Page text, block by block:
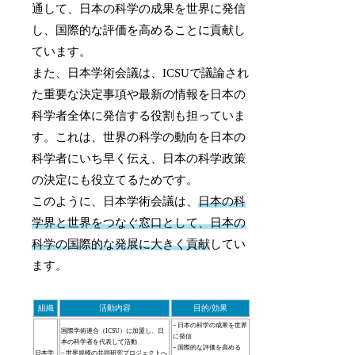
通して、日本の科学の成果を世界に発信
し、国際的な評価を高めることに貢献し
ています。
また、日本学術会議は、ICSUで議論され
た重要な決定事項や最新の情報を日本の
科学者全体に発信する役割も担っていま
す。これは、世界の科学の動向を日本の
科学者にいち早く伝え、日本の科学政策
の決定にも役立てるためです。
このように、日本学術会議は、日本の科
学界と世界をつなぐ窓口として、日本の
科学の国際的な発展に大きく貢献してい
ます。
組織 活動内容 目的/効果
日本学
国際学術連合（ICSU）に加盟し、日
本の科学者を代表して活動
– 世界規模の共同研究プロジェクトへ
– 日本の科学の成果を世界
に発信
– 国際的な評価を高める